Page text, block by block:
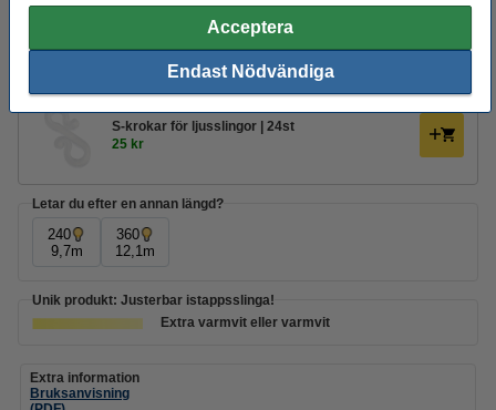
Acceptera
Endast Nödvändiga
Öppningsbara buntband för ljusslingor | 10st
S-krokar för ljusslingor | 24st
25 kr
Letar du efter en annan längd?
240
9,7m
360
12,1m
Unik produkt: Justerbar istappsslinga!
Extra varmvit eller varmvit
Extra information
Bruksanvisning